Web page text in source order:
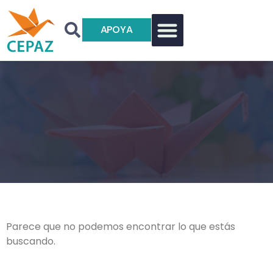
APOYA
Parece que no podemos encontrar lo que estás
buscando.